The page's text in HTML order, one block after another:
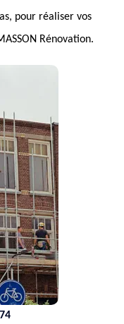
pour réaliser vos
Rénovation.